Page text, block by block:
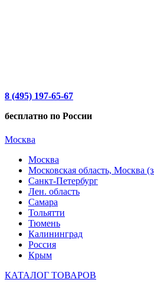
8 (495) 197-65-67
бесплатно по России
Москва
Москва
Московская область, Москва
Санкт-Петербург
Лен. область
Самара
Тольятти
Тюмень
Калининград
Россия
Крым
КАТАЛОГ ТОВАРОВ